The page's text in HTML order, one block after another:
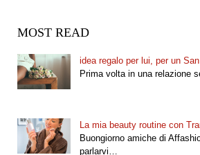
MOST READ
idea regalo per lui, per un San
Prima volta in una relazione
La mia beauty routine con
Buongiorno amiche di
parlarvi…